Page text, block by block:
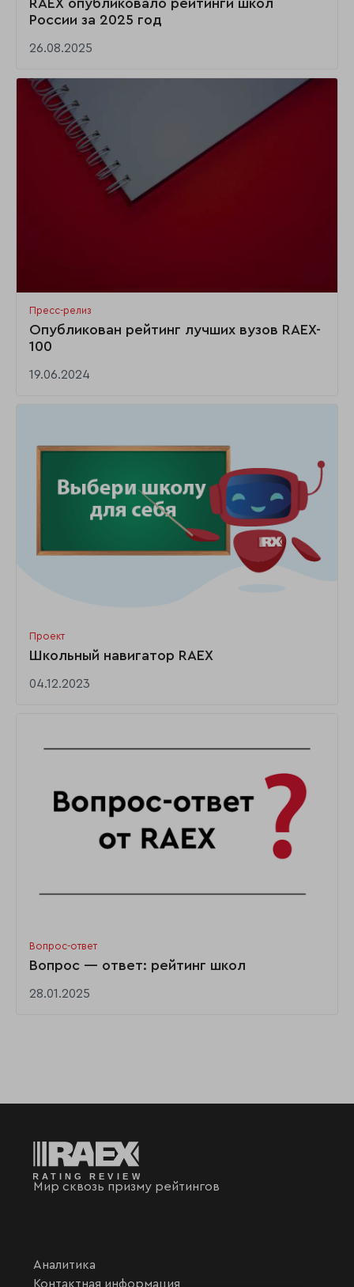
RAEX опубликовало рейтинги школ
России за 2025 год
26.08.2025
Пресс-релиз
Опубликован рейтинг лучших вузов RAEX-
100
19.06.2024
Проект
Школьный навигатор RAEX
04.12.2023
Вопрос-ответ
Вопрос — ответ: рейтинг школ
28.01.2025
Мир сквозь призму рейтингов
Аналитика
Контактная информация